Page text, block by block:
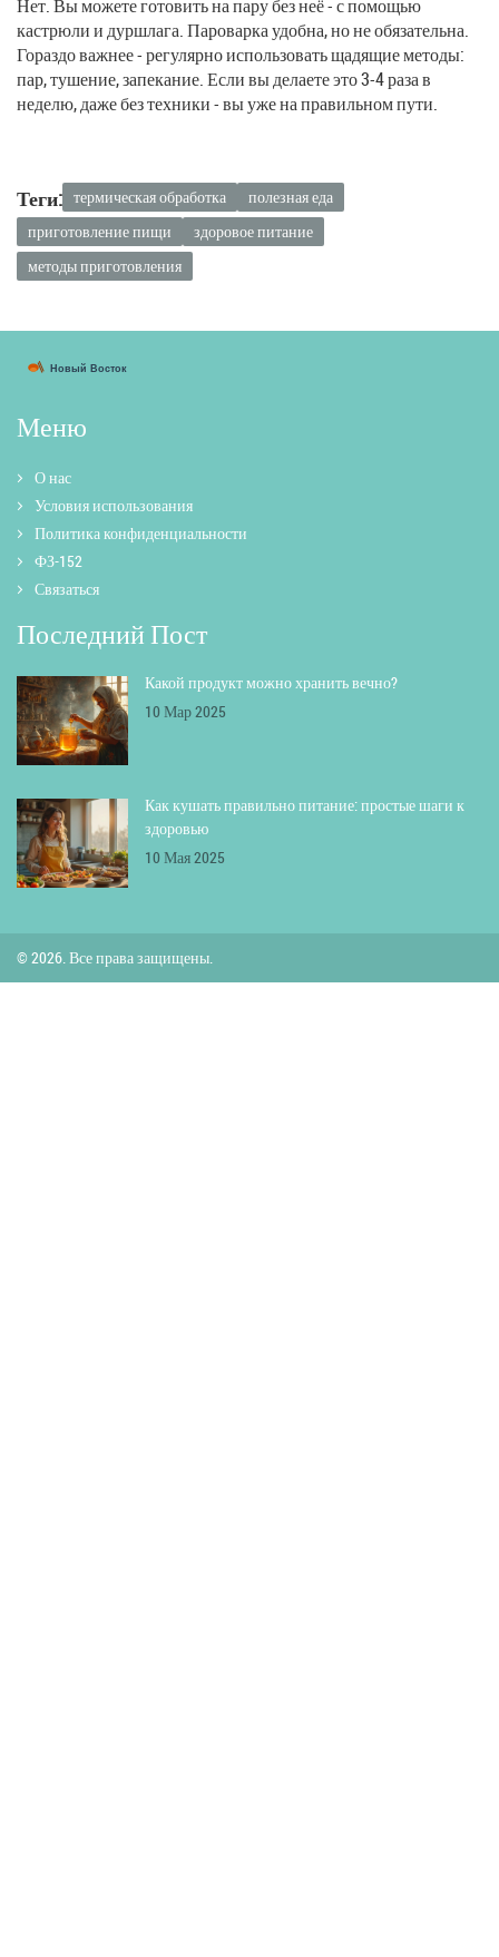
Нет. Вы можете готовить на пару без неё - с помощью
кастрюли и дуршлага. Пароварка удобна, но не обязательна.
Гораздо важнее - регулярно использовать щадящие методы:
пар, тушение, запекание. Если вы делаете это 3-4 раза в
неделю, даже без техники - вы уже на правильном пути.
Теги: термическая обработка
полезная еда
приготовление пищи
здоровое питание
методы приготовления
Меню
О нас
Условия использования
Политика конфиденциальности
ФЗ-152
Связаться
Последний Пост
Какой продукт можно хранить вечно?
10 Мар 2025
Как кушать правильно питание: простые шаги к
здоровью
10 Мая 2025
© 2026. Все права защищены.